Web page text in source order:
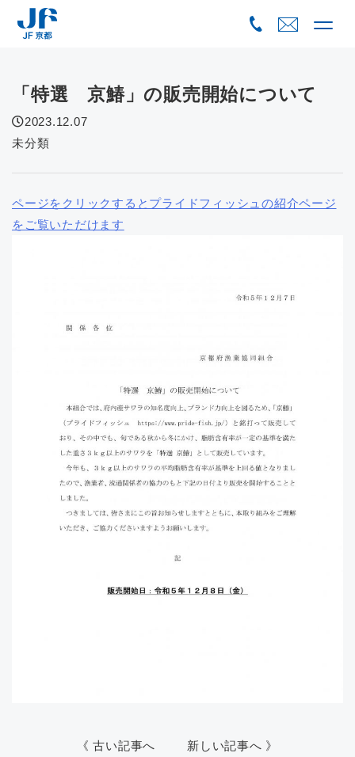
「特選 京鰆」の販売開始について
2023.12.07
未分類
ページをクリックするとプライドフィッシュの紹介ページ
をご覧いただけます
《 古い記事へ 新しい記事へ 》